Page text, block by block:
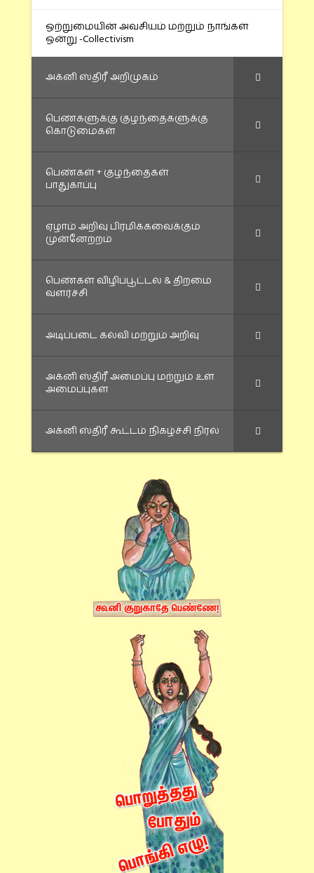
ஒற்றுமையின் அவசியம் மற்றும் நாங்கள்
ஒன்று -Collectivism
அக்னி ஸ்திரீ அறிமுகம்
பெண்களுக்கு குழந்தைகளுக்கு
கொடுமைகள்
பெண்கள் + குழந்தைகள்
பாதுகாப்பு
ஏழாம் அறிவு பிரமிக்கவைக்கும்
முன்னேற்றம்
பெண்கள் விழிப்பூட்டல் & திறமை
வளர்ச்சி
அடிப்படை கல்வி மற்றும் அறிவு
அக்னி ஸ்திரீ அமைப்பு மற்றும் உள்
அமைப்புகள்
அக்னி ஸ்திரீ கூட்டம் நிகழ்ச்சி நிரல்